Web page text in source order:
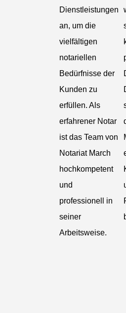
Dienstleistungen
an, um die
vielfältigen
notariellen
Bedürfnisse der
Kunden zu
erfüllen. Als
erfahrener Notar
ist das Team von
Notariat March
hochkompetent
und
professionell in
seiner
Arbeitsweise.